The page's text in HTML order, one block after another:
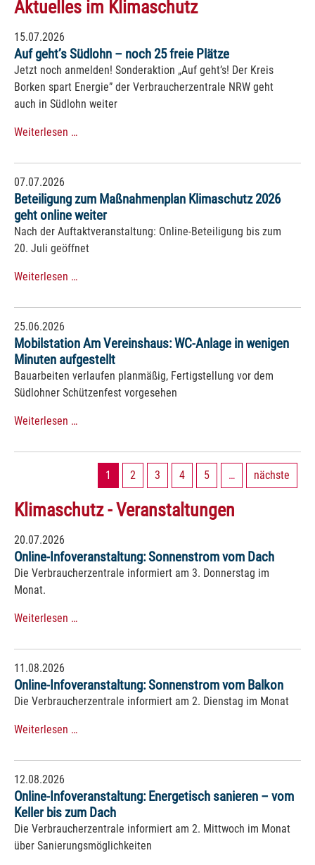
Aktuelles im Klimaschutz
15.07.2026
Auf geht’s Südlohn – noch 25 freie Plätze
Jetzt noch anmelden! Sonderaktion „Auf geht’s! Der Kreis
Borken spart Energie” der Verbraucherzentrale NRW geht
auch in Südlohn weiter
Weiterlesen …
07.07.2026
Beteiligung zum Maßnahmenplan Klimaschutz 2026
geht online weiter
Nach der Auftaktveranstaltung: Online-Beteiligung bis zum
20. Juli geöffnet
Weiterlesen …
25.06.2026
Mobilstation Am Vereinshaus: WC-Anlage in wenigen
Minuten aufgestellt
Bauarbeiten verlaufen planmäßig, Fertigstellung vor dem
Südlohner Schützenfest vorgesehen
Weiterlesen …
1 2 3 4 5 … nächste
Klimaschutz - Veranstaltungen
20.07.2026
Online-Infoveranstaltung: Sonnenstrom vom Dach
Die Verbraucherzentrale informiert am 3. Donnerstag im
Monat.
Weiterlesen …
11.08.2026
Online-Infoveranstaltung: Sonnenstrom vom Balkon
Die Verbraucherzentrale informiert am 2. Dienstag im Monat
Weiterlesen …
12.08.2026
Online-Infoveranstaltung: Energetisch sanieren – vom
Keller bis zum Dach
Die Verbraucherzentrale informiert am 2. Mittwoch im Monat
über Sanierungsmöglichkeiten